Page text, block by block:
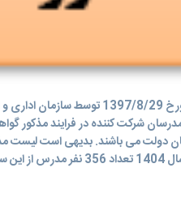
با ابلاغ بخشنامه شماره
1398 و 1399 اجرا و مدرسان شرکت کننده
دولت می باشند. بدیهی است لیست
اند.